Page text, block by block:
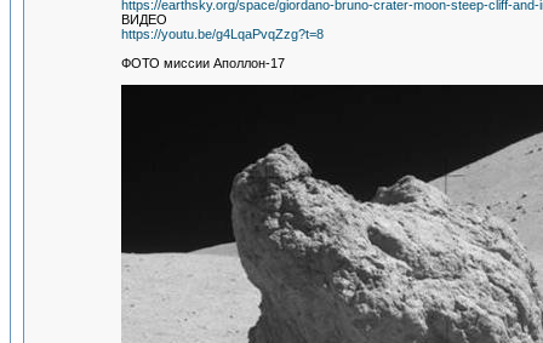
https://earthsky.org/space/giordano-bruno-crater-moon-steep-cliff-
ВИДЕО
https://youtu.be/g4LqaPvqZzg?t=8
ФОТО миссии Аполлон-17